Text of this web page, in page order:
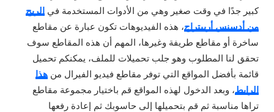
كبير جدًا في وقت صغير وهي من الأدوات المستخدمة في الربح
من أدسنس أربيتراج، هذه الفيديوهات تكون عبارة عن مقاطع
ساخرة أو مقاطع طريفة وغيرها، المهم أن هذه المقاطع سوف
تحقق لنا المطلوب وهو جلب تحميلات للملف، يمكنكم تحميل
قائمة بأفضل المواقع التي توفر مقاطع فيديو الفيرال من هذا
الرابط، وبعد الدخول لهذه المواقع قم باختيار مجموعة مقاطع
تراها مناسبة ثم قم بتحميلها إلى حاسوبك ثم إعادة رفعها